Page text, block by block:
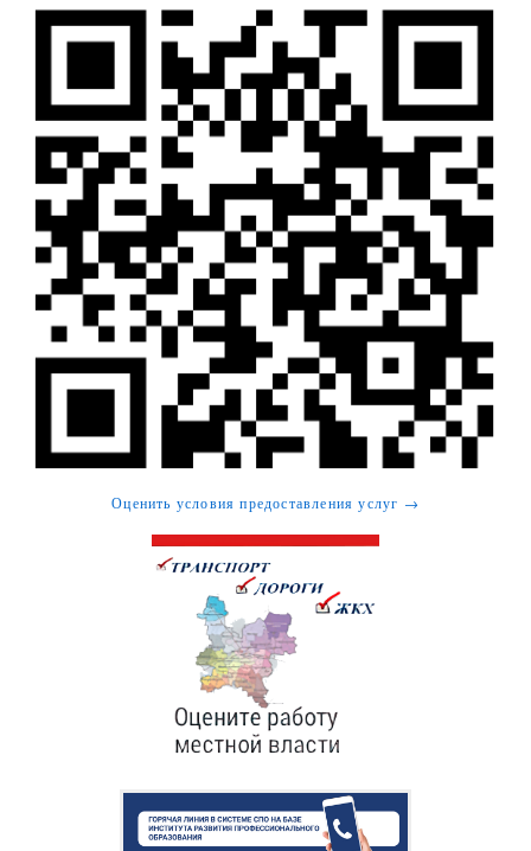
Оценить условия предоставления услуг →